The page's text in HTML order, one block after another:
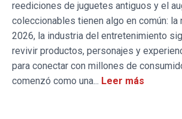
reediciones de juguetes antiguos y el
coleccionables tienen algo en común: la
2026, la industria del entretenimiento
revivir productos, personajes y
para conectar con millones de
comenzó como una... Leer más